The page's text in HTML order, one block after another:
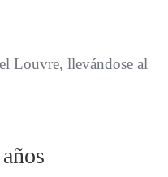
Louvre, llevándose al